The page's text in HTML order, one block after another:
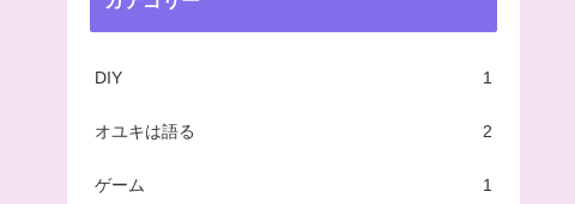
DIY 1
オユキは語る 2
ゲーム 1